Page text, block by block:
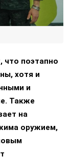
что поэтапно
хотя и
и
Также
на
оружием,